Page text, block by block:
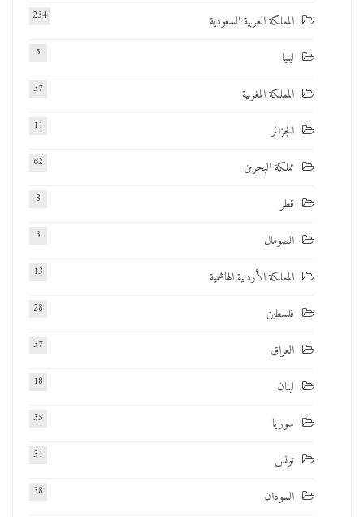
المملكة العربية السعودية 234
ليبيا 5
المملكة المغربية 37
الجزائر 11
مملكة البحرين 62
قطر 8
الصومال 3
المملكة الأردنية الهاشمية 13
فلسطين 28
العراق 37
لبنان 18
سوريا 35
تونس 31
السودان 38